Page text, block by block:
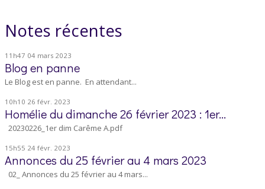
Notes récentes
11h47 04 mars 2023
Blog en panne
Le Blog est en panne. En attendant...
10h10 26 févr. 2023
Homélie du dimanche 26 février 2023 : 1er...
20230226_1er dim Carême A.pdf
15h55 24 févr. 2023
Annonces du 25 février au 4 mars 2023
02_ Annonces du 25 février au 4 mars...